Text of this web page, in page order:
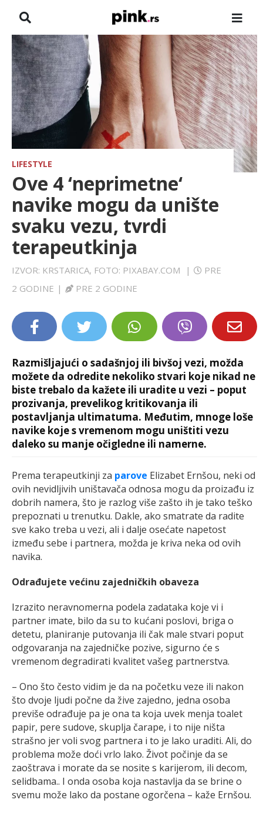
NASLOVNA
VESTI
ZADRUGA
SHOWBIZ
HRONIKA
FARMERI
SPORT
LIFESTYLE
Ove 4 ‘neprimetne‘
navike mogu da unište
svaku vezu, tvrdi
terapeutkinja
IZVOR: KRSTARICA, FOTO: PIXABAY.COM |
PRE
2 GODINE | PRE 2 GODINE
Razmišljajući o sadašnjoj ili bivšoj vezi, možda
možete da odredite nekoliko stvari koje nikad ne
biste trebalo da kažete ili uradite u vezi – poput
prozivanja, prevelikog kritikovanja ili
postavljanja ultimatuma. Međutim, mnoge loše
navike koje s vremenom mogu uništiti vezu
daleko su manje očigledne ili namerne.
Prema terapeutkinji za parove Elizabet Ernšou, neki od
ovih nevidljivih uništavača odnosa mogu da proizađu iz
dobrih namera, što je razlog više zašto ih je tako teško
prepoznati u trenutku. Dakle, ako smatrate da radite
sve kako treba u vezi, ali i dalje osećate napetost
između sebe i partnera, možda je kriva neka od ovih
navika.
Odrađujete većinu zajedničkih obaveza
Izrazito neravnomerna podela zadataka koje vi i
partner imate, bilo da su to kućani poslovi, briga o
detetu, planiranje putovanja ili čak male stvari poput
odgovaranja na zajedničke pozive, sigurno će s
vremenom degradirati kvalitet vašeg partnerstva.
– Ono što često vidim je da na početku veze ili nakon
što dvoje ljudi počne da žive zajedno, jedna osoba
previše odrađuje pa je ona ta koja uvek menja toalet
papir, pere sudove, skuplja čarape, i to nije ništa
strašno jer voli svog partnera i to je lako uraditi. Ali, do
problema može doći vrlo lako. Život počinje da se
zaoštrava i morate da se nosite s karijerom, ili decom,
selidbama.. I onda osoba koja nastavlja da se brine o
svemu može lako da postane ogorčena – kaže Ernšou.